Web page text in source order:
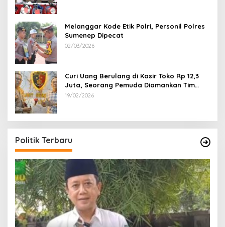
Melanggar Kode Etik Polri, Personil Polres
Sumenep Dipecat
02/03/2026
Curi Uang Berulang di Kasir Toko Rp 12,3
Juta, Seorang Pemuda Diamankan Tim
Reskrim Polsek Lenteng Sumenep
19/02/2026
Politik Terbaru